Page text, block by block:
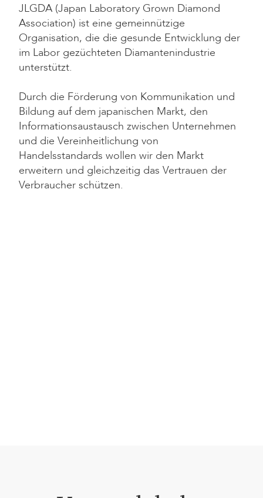
JLGDA (Japan Laboratory Grown Diamond
Association) ist eine gemeinnützige
Organisation, die die gesunde Entwicklung der
im Labor gezüchteten Diamantenindustrie
unterstützt.
Durch die Förderung von Kommunikation und
Bildung auf dem japanischen Markt, den
Informationsaustausch zwischen Unternehmen
und die Vereinheitlichung von
Handelsstandards wollen wir den Markt
erweitern und gleichzeitig das Vertrauen der
Verbraucher schützen.